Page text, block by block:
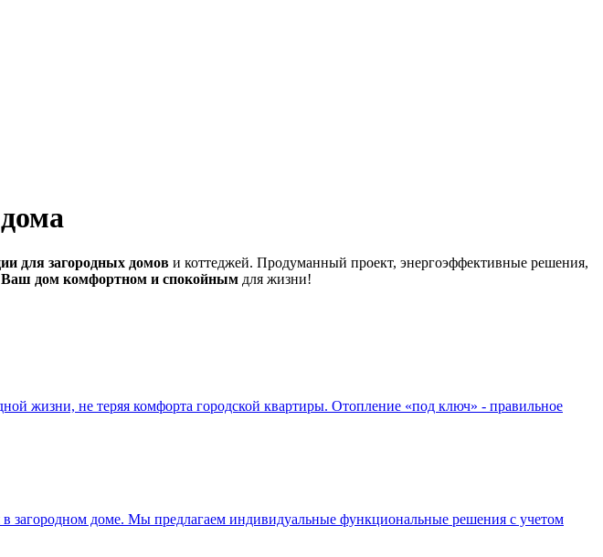
для загородных домов и коттеджей. Продуманный проект, энергоэффективные решения,
Ваш дом комфортном и спокойным для жизни!
жизни, не теряя комфорта городской квартиры. Отопление «под ключ» - правильное
загородном доме. Мы предлагаем индивидуальные функциональные решения с учетом